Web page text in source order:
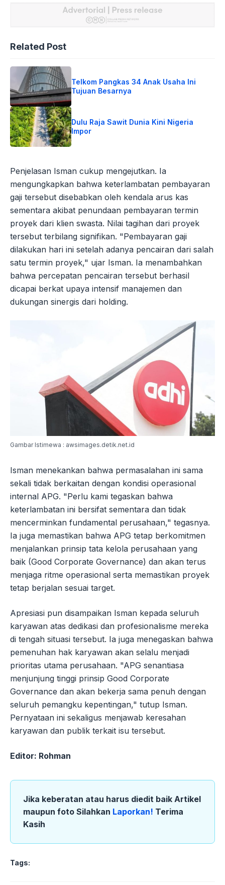
Related Post
Telkom Pangkas 34 Anak Usaha Ini
Tujuan Besarnya
Dulu Raja Sawit Dunia Kini Nigeria
Impor
Penjelasan Isman cukup mengejutkan. Ia
mengungkapkan bahwa keterlambatan pembayaran
gaji tersebut disebabkan oleh kendala arus kas
sementara akibat penundaan pembayaran termin
proyek dari klien swasta. Nilai tagihan dari proyek
tersebut terbilang signifikan. "Pembayaran gaji
dilakukan hari ini setelah adanya pencairan dari salah
satu termin proyek," ujar Isman. Ia menambahkan
bahwa percepatan pencairan tersebut berhasil
dicapai berkat upaya intensif manajemen dan
dukungan sinergis dari holding.
Gambar Istimewa : awsimages.detik.net.id
Isman menekankan bahwa permasalahan ini sama
sekali tidak berkaitan dengan kondisi operasional
internal APG. "Perlu kami tegaskan bahwa
keterlambatan ini bersifat sementara dan tidak
mencerminkan fundamental perusahaan," tegasnya.
Ia juga memastikan bahwa APG tetap berkomitmen
menjalankan prinsip tata kelola perusahaan yang
baik (Good Corporate Governance) dan akan terus
menjaga ritme operasional serta memastikan proyek
tetap berjalan sesuai target.
Apresiasi pun disampaikan Isman kepada seluruh
karyawan atas dedikasi dan profesionalisme mereka
di tengah situasi tersebut. Ia juga menegaskan bahwa
pemenuhan hak karyawan akan selalu menjadi
prioritas utama perusahaan. "APG senantiasa
menjunjung tinggi prinsip Good Corporate
Governance dan akan bekerja sama penuh dengan
seluruh pemangku kepentingan," tutup Isman.
Pernyataan ini sekaligus menjawab keresahan
karyawan dan publik terkait isu tersebut.
Editor: Rohman
Jika keberatan atau harus diedit baik Artikel
maupun foto Silahkan Laporkan! Terima
Kasih
Tags: